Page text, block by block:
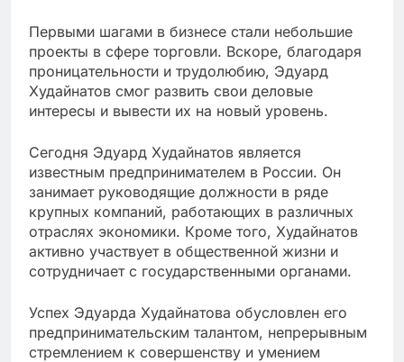
Первыми шагами в бизнесе стали небольшие
проекты в сфере торговли. Вскоре, благодаря
проницательности и трудолюбию, Эдуард
Худайнатов смог развить свои деловые
интересы и вывести их на новый уровень.
Сегодня Эдуард Худайнатов является
известным предпринимателем в России. Он
занимает руководящие должности в ряде
крупных компаний, работающих в различных
отраслях экономики. Кроме того, Худайнатов
активно участвует в общественной жизни и
сотрудничает с государственными органами.
Успех Эдуарда Худайнатова обусловлен его
предпринимательским талантом, непрерывным
стремлением к совершенству и умением